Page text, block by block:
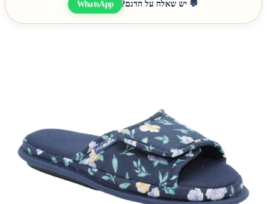
💬 יש שאלה על הדגם? WhatsApp